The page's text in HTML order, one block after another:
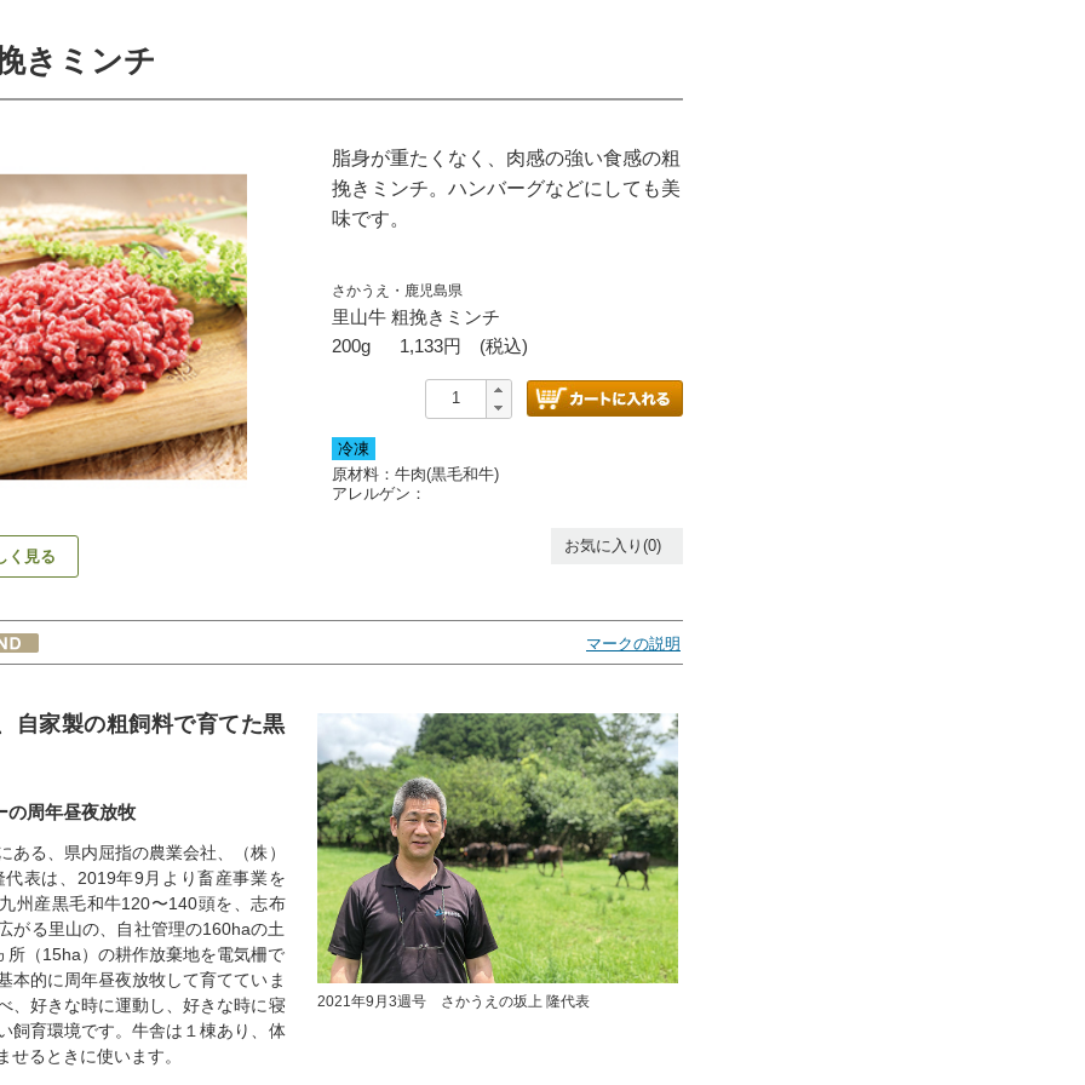
きミンチ
く見る
脂身が重たくなく、肉感の強い食感の粗
挽きミンチ。ハンバーグなどにしても美
味です。
さかうえ・鹿児島県
里山牛 粗挽きミンチ
200g
1,133円 (税込)
冷凍
原材料：牛肉(黒毛和牛)
アレルゲン：
お気に入り(0)
マークの説明
2021年9月3週号 さかうえの坂上 隆代表
自家製の粗飼料で育てた黒
の周年昼夜放牧
ある、県内屈指の農業会社、（株）
表は、2019年9月より畜産事業を
州産黒毛和牛120〜140頭を、志布
がる里山の、自社管理の160haの土
所（15ha）の耕作放棄地を電気柵で
本的に周年昼夜放牧して育てていま
、好きな時に運動し、好きな時に寝
飼育環境です。牛舎は１棟あり、体
せるときに使います。